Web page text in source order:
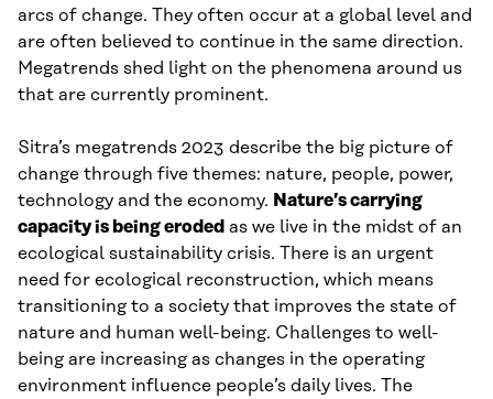
arcs of change. They often occur at a global level and
are often believed to continue in the same direction.
Megatrends shed light on the phenomena around us
that are currently prominent.
Sitra’s megatrends 2023 describe the big picture of
change through five themes: nature, people, power,
technology and the economy. Nature’s carrying
capacity is being eroded as we live in the midst of an
ecological sustainability crisis. There is an urgent
need for ecological reconstruction, which means
transitioning to a society that improves the state of
nature and human well-being. Challenges to well-
being are increasing as changes in the operating
environment influence people’s daily lives. The